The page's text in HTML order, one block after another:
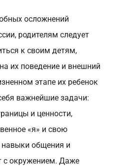
осложнений
родителям следует
к своим детям,
их поведение и внешний
этапе их ребенок
важнейшие задачи:
и ценности,
«я» и свою
навыки общения и
с окружением. Даже